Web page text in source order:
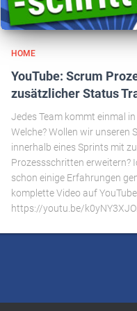
HOME
YouTube: Scrum
zusätzlicher Status
Jedes Team kommt einmal in
Welche? Wollen wir unseren
innerhalb eines Sprints mit
Prozessschritten erweitern?
schon einige Erfahrungen
komplette Video auf
https://youtu.be/